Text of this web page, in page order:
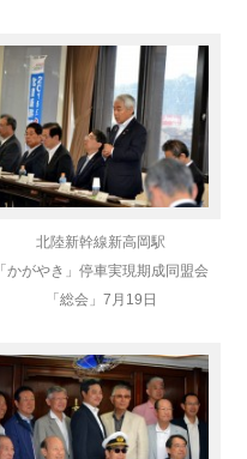
北陸新幹線新高岡駅
「かがやき」停車実現期成同盟会
「総会」 7月19日